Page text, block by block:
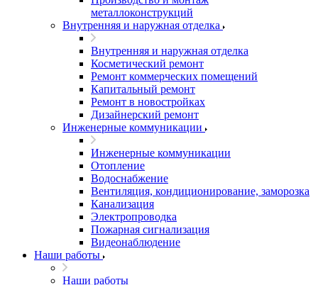
металлоконструкций
Внутренняя и наружная отделка
Внутренняя и наружная отделка
Косметический ремонт
Ремонт коммерческих помещений
Капитальный ремонт
Ремонт в новостройках
Дизайнерский ремонт
Инженерные коммуникации
Инженерные коммуникации
Отопление
Водоснабжение
Вентиляция, кондиционирование, заморозка
Канализация
Электропроводка
Пожарная сигнализация
Видеонаблюдение
Наши работы
Наши работы